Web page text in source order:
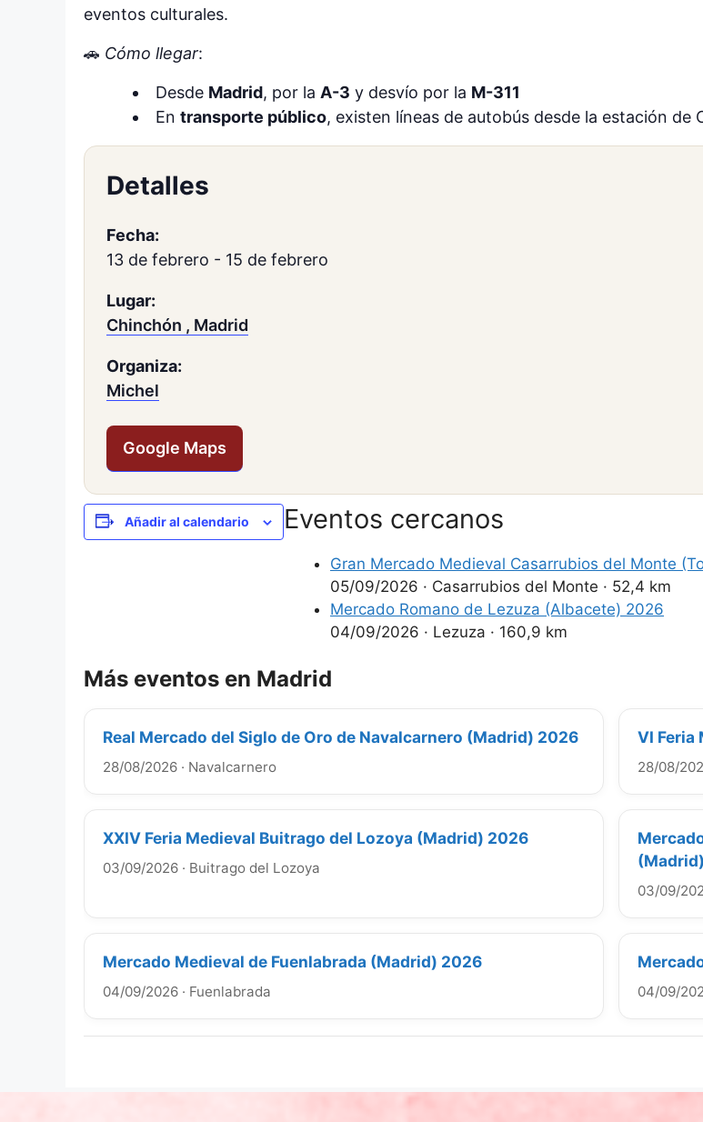
eventos culturales.
🚗 Cómo llegar:
Desde Madrid, por la A-3 y desvío por la M-311
En transporte público, existen líneas de autobús desde la estación de
Detalles
Fecha:
13 de febrero - 15 de febrero
Lugar:
Chinchón , Madrid
Organiza:
Michel
Google Maps
Añadir al calendario Eventos cercanos
Gran Mercado Medieval Casarrubios del Monte
05/09/2026 · Casarrubios del Monte · 52,4 km
Mercado Romano de Lezuza (Albacete) 2026
04/09/2026 · Lezuza · 160,9 km
Más eventos en Madrid
Real Mercado del Siglo de Oro de Navalcarnero (Madrid) 2026
28/08/2026 · Navalcarnero
VI Feria
28/08/
XXIV Feria Medieval Buitrago del Lozoya (Madrid) 2026
03/09/2026 · Buitrago del Lozoya
03/09/
Mercado Medieval de Fuenlabrada (Madrid) 2026
04/09/2026 · Fuenlabrada 04/09/